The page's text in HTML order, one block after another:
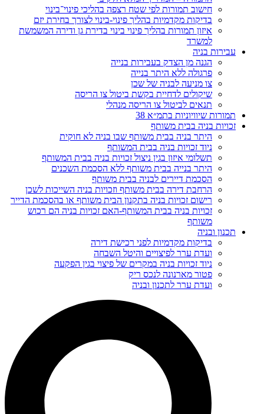
חישוב תמורות לפי שטח רצפה בהליכי פינוי־בינוי
בדיקות מקדמיות בהליך פינוי-בינוי לצורך בחירת יזם
איזון תמורות בהליך פינוי בינוי בדירת גן ודירה המשמשת
למשרד
עבירות בניה
הגנה מן הצדק בעבירות בנייה
פרגולה ללא היתר בנייה
צו מניעה לבניה של שכן
שיקולים לדחיית בקשת ביטול צו הריסה
תנאים לביטול צו הריסה מנהלי
תמורות שיוויוניות בתמ״א 38
זכויות בניה בבית משותף
היתר בניה בבית משותף שבו בניה לא חוקית
ניוד זכויות בניה בבית המשותף
תשלומי איזון בגין ניצול זכויות בניה בבית המשותף
היתר בנייה בבית משותף ללא הסכמת השכנים
הסכמת דיירים לבניה בבית משותף
הרחבת דירה בבית משותף וזכויות בניה השייכות לשכן
רישום זכויות בניה בתקנון הבית משותף או בהסכמת הדייר
זכויות בניה בבית המשותף-האם זכויות בניה הם רכוש
משותף
תכנון ובניה
בדיקות מקדמיות לפני רכישת דירה
ועדת ערר לפיצויים והיטל השבחה
ניוד זכויות בניה במקרים של פיצוי בגין הפקעה
פטור מארנונה לנכס ריק
ועדת ערר לתכנון ובניה